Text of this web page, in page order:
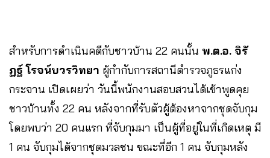
สำหรับการดำเนินคดีกับชาวบ้าน 22 คนนั้น พ.ต.อ. จิรั
ฏฐ์ โรจน์บวรวิทยา ผู้กำกับการสถานีตำรวจภูธรแก่ง
กระจาน เปิดเผยว่า วันนี้พนักงานสอบสวนได้เข้าพูดคุย
ชาวบ้านทั้ง 22 คน หลังจากที่รับตัวผู้ต้องหาจากชุดจับกุม
โดยพบว่า 20 คนแรก ที่จับกุมมา เป็นผู้ที่อยู่ในที่เกิดเหตุ มี
1 คน จับกุมได้จากชุดมวลชน ขณะที่อีก 1 คน จับกุมหลัง